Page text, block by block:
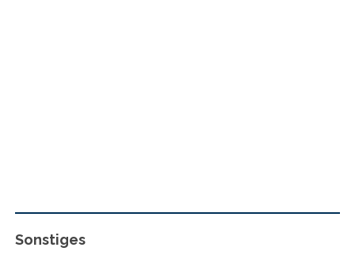
Sonstiges